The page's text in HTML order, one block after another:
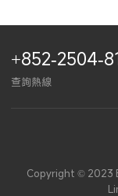
+852-2504-
查詢熱線
Copyright © 2023